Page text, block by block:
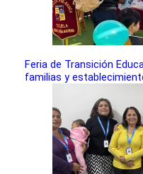
Feria de Transición
familias y